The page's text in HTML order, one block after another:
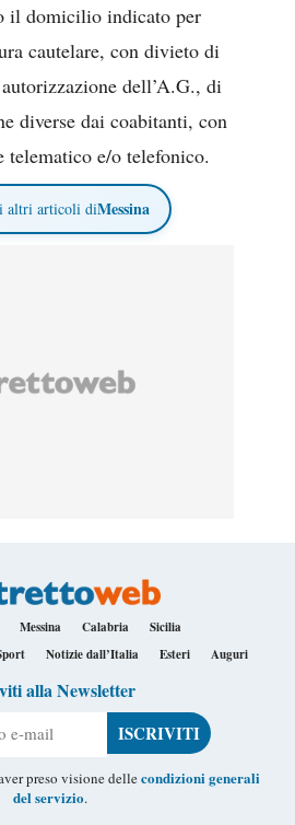
il domicilio indicato per
cautelare, con divieto di
dell’A.G., di
diverse dai coabitanti, con
telematico e/o telefonico.
altri articoli diMessina
Messina Calabria
Sicilia
Notizie dall’Italia Esteri Auguri
alla Newsletter
preso visione dellecondizioni generali
del servizio.